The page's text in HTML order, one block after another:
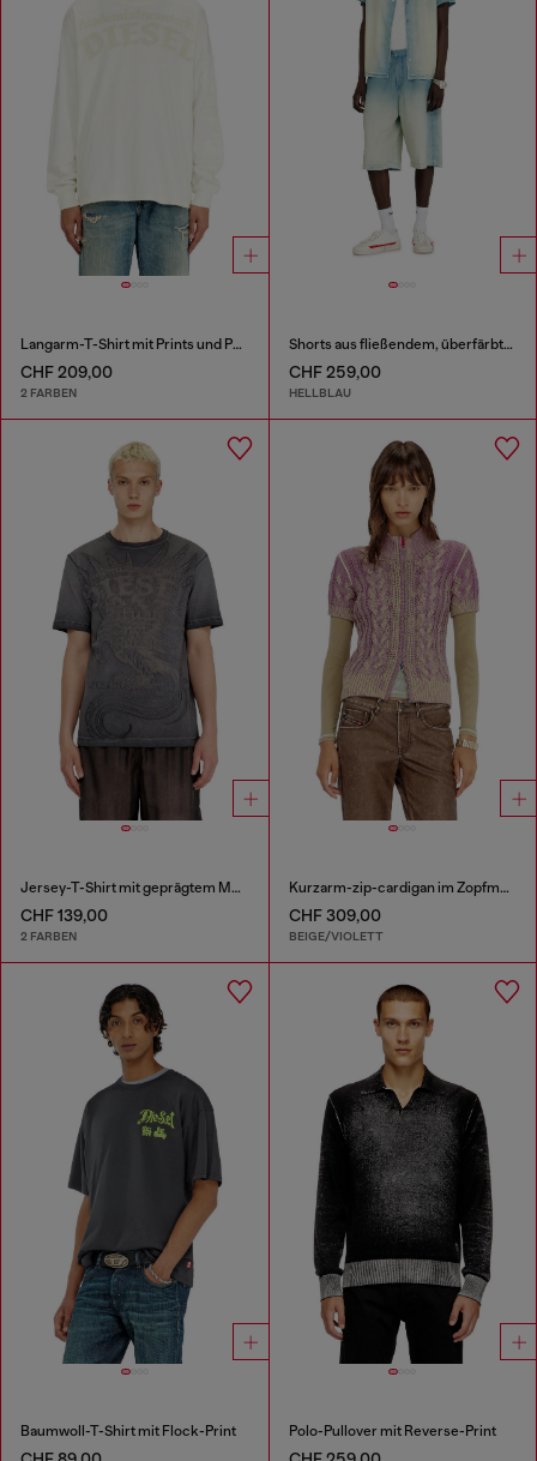
Langarm-T-Shirt mit Prints und Patches
CHF 209,00
2 FARBEN
Shorts aus fließendem, überfärbtem Denim
CHF 259,00
HELLBLAU
Jersey-T-Shirt mit geprägtem Motiv
CHF 139,00
2 FARBEN
Kurzarm-zip-cardigan im Zopfmuster
CHF 309,00
BEIGE/VIOLETT
Baumwoll-T-Shirt mit Flock-Print Polo-Pullover mit Reverse-Print